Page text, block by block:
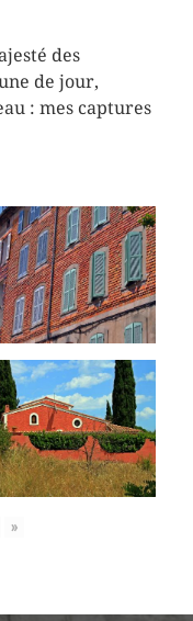
des
de jour,
: mes captures
»